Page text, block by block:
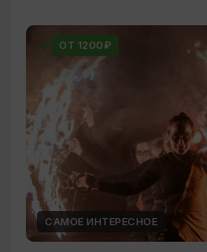
ОТ 1200₽
САМОЕ ИНТЕРЕСНОЕ